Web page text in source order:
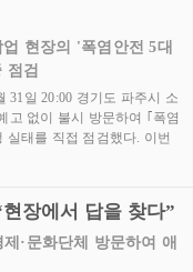
현장의 '폭염안전 5대
점검
31일 20:00 경기도 파주시 소
고 없이 불시 방문하여 ｢폭염
실태를 직접 점검했다. 이번
장에서 답을 찾다”
·문화단체 방문하여 애